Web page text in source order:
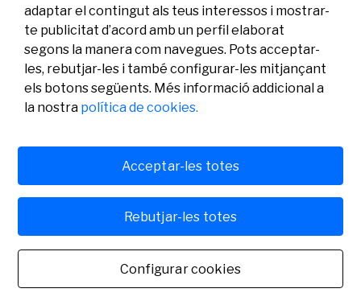
Legal
Avís legal
Activitat
Convocatòries
Social
adaptar el contingut als teus interessos i mostrar-
te publicitat d’acord amb un perfil elaborat
segons la manera com navegues. Pots acceptar-
les, rebutjar-les i també configurar-les mitjançant
els botons següents. Més informació addicional a
la nostra política de cookies.
Configurar cookies
Rebutjar-les totes
Acceptar-les totes